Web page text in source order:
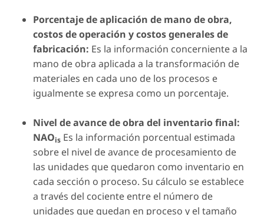
Porcentaje de aplicación de mano de obra,
costos de operación y costos generales de
fabricación: Es la información concerniente a la
mano de obra aplicada a la transformación de
materiales en cada uno de los procesos e
igualmente se expresa como un porcentaje.
Nivel de avance de obra del inventario final:
NAOis Es la información porcentual estimada
sobre el nivel de avance de procesamiento de
las unidades que quedaron como inventario en
cada sección o proceso. Su cálculo se establece
a través del cociente entre el número de
unidades que quedan en proceso y el tamaño